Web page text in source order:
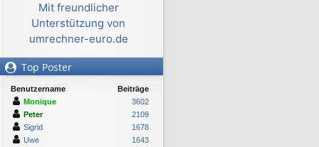
Mit freundlicher
Unterstützung von
umrechner-euro.de
Top Poster
Benutzername
Beiträge
Monique
3602
Peter
2109
Sigrid
1678
Uwe
1643